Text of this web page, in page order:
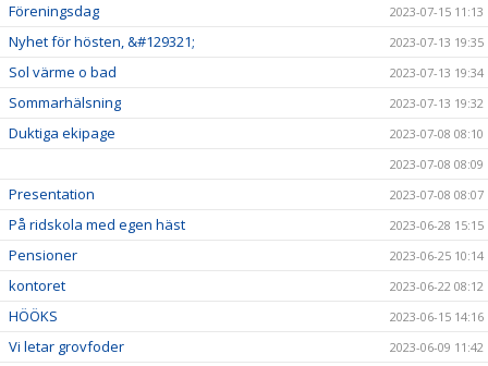
Föreningsdag 2023-07-15 11:13
Nyhet för hösten, &#129321; 2023-07-13 19:35
Sol värme o bad 2023-07-13 19:34
Sommarhälsning 2023-07-13 19:32
Duktiga ekipage
2023-07-08 08:10
2023-07-08 08:09
Presentation 2023-07-08 08:07
På ridskola med egen häst 2023-06-28 15:15
Pensioner 2023-06-25 10:14
kontoret 2023-06-22 08:12
HÖÖKS 2023-06-15 14:16
Vi letar grovfoder 2023-06-09 11:42